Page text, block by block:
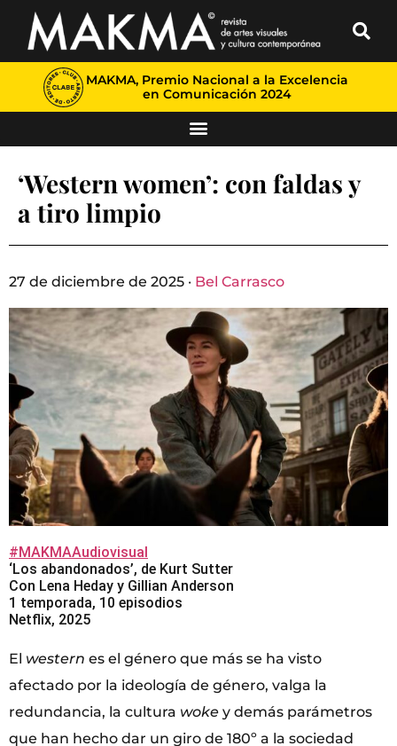
MAKMA, Premio Nacional a la Excelencia
en Comunicación 2024
‘Western women’: con faldas y
a tiro limpio
27 de diciembre de 2025 · Bel Carrasco
#MAKMAAudiovisual
‘Los abandonados’, de Kurt Sutter
Con Lena Heday y Gillian Anderson
1 temporada, 10 episodios
Netflix, 2025
El western es el género que más se ha visto
afectado por la ideología de género, valga la
redundancia, la cultura woke y demás parámetros
que han hecho dar un giro de 180º a la sociedad